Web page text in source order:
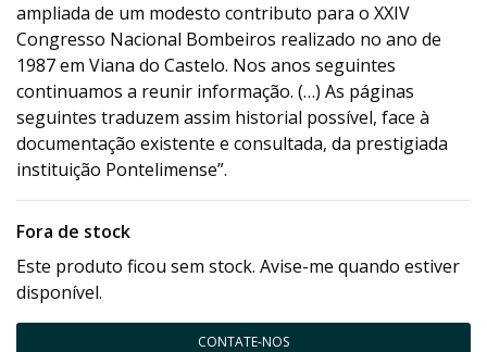
ampliada de um modesto contributo para o XXIV
Congresso Nacional Bombeiros realizado no ano de
1987 em Viana do Castelo. Nos anos seguintes
continuamos a reunir informação. (…) As páginas
seguintes traduzem assim historial possível, face à
documentação existente e consultada, da prestigiada
instituição Pontelimense”.
Fora de stock
Este produto ficou sem stock. Avise-me quando estiver
disponível.
CONTATE-NOS